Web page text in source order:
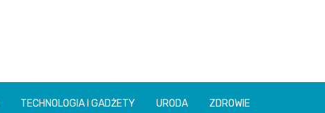
TECHNOLOGIA I GADŻETY URODA ZDROWIE